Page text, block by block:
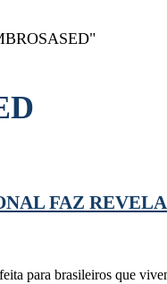
FAZ
para brasileiros que